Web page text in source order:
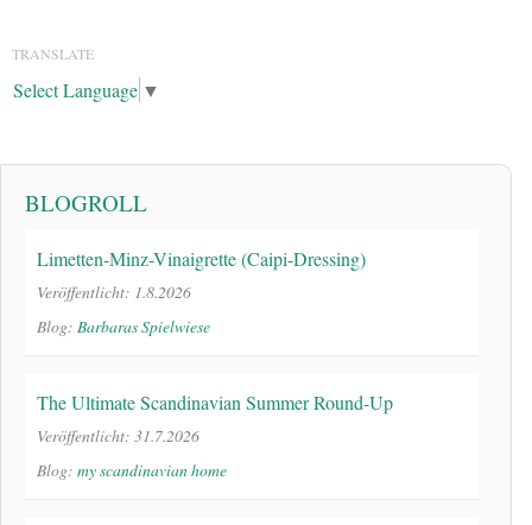
TRANSLATE
Select Language ▼
BLOGROLL
Limetten-Minz-Vinaigrette (Caipi-Dressing)
Veröffentlicht: 1.8.2026
Blog: Barbaras Spielwiese
The Ultimate Scandinavian Summer Round-Up
Veröffentlicht: 31.7.2026
Blog: my scandinavian home